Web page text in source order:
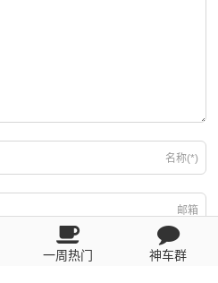
名称(*)
邮箱
一周热门 神车群